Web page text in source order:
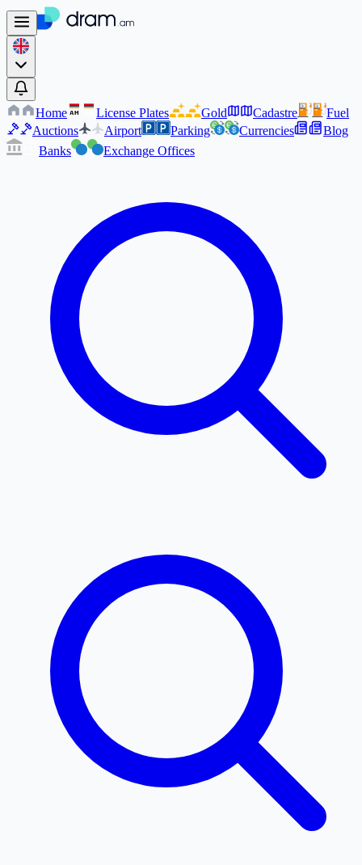
Home AM License Plates Gold Cadastre
Fuel
Auctions
Airport Parking Currencies
Blog
Banks
Exchange Offices